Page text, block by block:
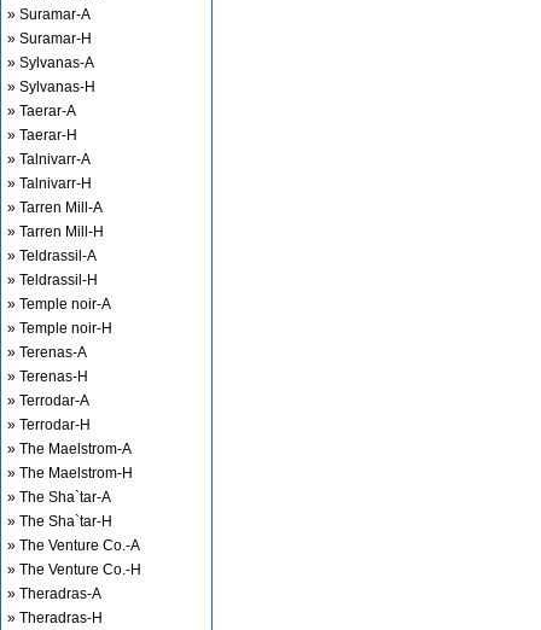
» Suramar-A
» Suramar-H
» Sylvanas-A
» Sylvanas-H
» Taerar-A
» Taerar-H
» Talnivarr-A
» Talnivarr-H
» Tarren Mill-A
» Tarren Mill-H
» Teldrassil-A
» Teldrassil-H
» Temple noir-A
» Temple noir-H
» Terenas-A
» Terenas-H
» Terrodar-A
» Terrodar-H
» The Maelstrom-A
» The Maelstrom-H
» The Sha`tar-A
» The Sha`tar-H
» The Venture Co.-A
» The Venture Co.-H
» Theradras-A
» Theradras-H